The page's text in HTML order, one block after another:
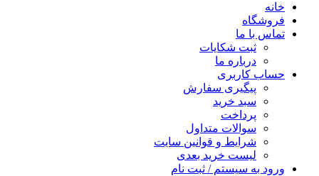
خانه
فروشگاه
تماس با ما
ثبت شکایات
درباره ما
حساب کاربری
پیگیری سفارش
سبد خرید
پرداخت
سوالات متداول
شرایط و قوانین سایت
لیست خرید بعدی
ورود به سیستم / ثبت نام